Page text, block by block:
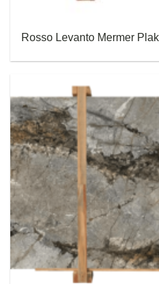
Rosso Levanto Mermer